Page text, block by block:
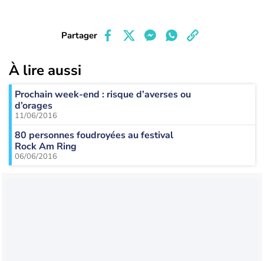
Partager
À lire aussi
Prochain week-end : risque d’averses ou
d’orages
11/06/2016
80 personnes foudroyées au festival
Rock Am Ring
06/06/2016